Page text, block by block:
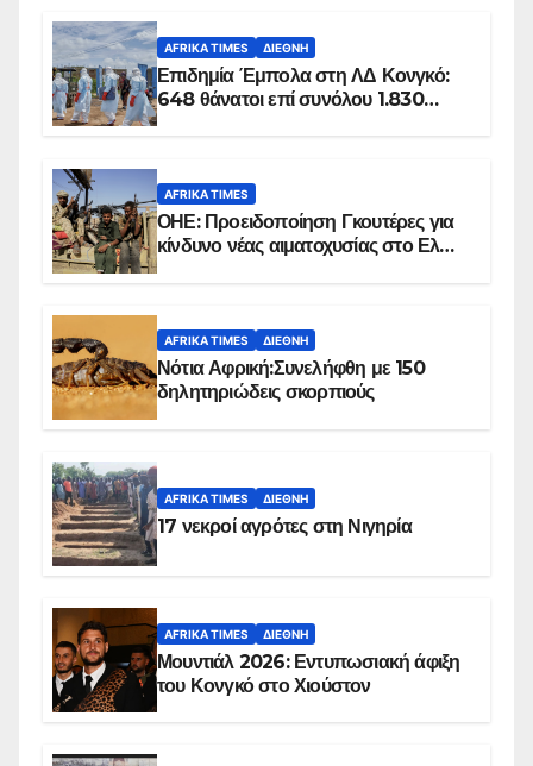
AFRIKA TIMES ΔΙΕΘΝΉ
Επιδημία Έμπολα στη ΛΔ Κονγκό:
648 θάνατοι επί συνόλου 1.830
AFRIKA TIMES
ΟΗΕ: Προειδοποίηση Γκουτέρες για
κίνδυνο νέας αιματοχυσίας στο Ελ
AFRIKA TIMES ΔΙΕΘΝΉ
Νότια Αφρική:Συνελήφθη με 150
δηλητηριώδεις σκορπιούς
AFRIKA TIMES ΔΙΕΘΝΉ
17 νεκροί αγρότες στη Νιγηρία
AFRIKA TIMES ΔΙΕΘΝΉ
Μουντιάλ 2026: Εντυπωσιακή άφιξη
του Κονγκό στο Χιούστον